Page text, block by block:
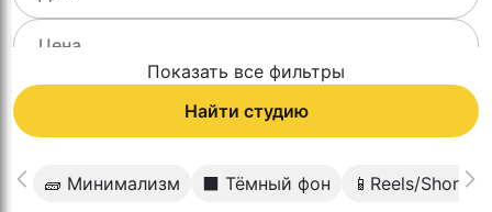
Показать все фильтры
Найти студию
🧱 Минимализм ⬛️ Тёмный фон 📱Reels/Shorts